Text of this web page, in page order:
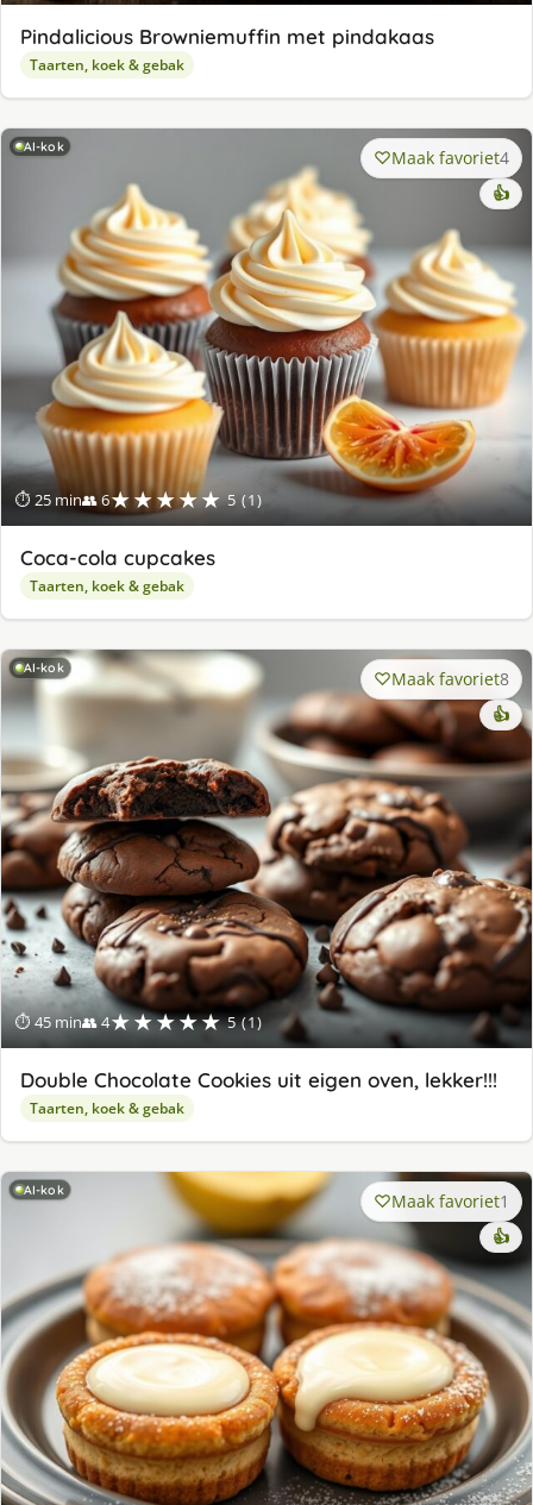
Pindalicious Browniemuffin met pindakaas
Taarten, koek & gebak
AI-kok
⏱ 25 min👥 6★★★★★ 5 (1)
Maak favoriet4
👍
Coca-cola cupcakes
Taarten, koek & gebak
AI-kok
⏱ 45 min👥 4★★★★★ 5 (1)
Maak favoriet8
👍
Double Chocolate Cookies uit eigen oven, lekker!!!
Taarten, koek & gebak
AI-kok Maak favoriet1
👍